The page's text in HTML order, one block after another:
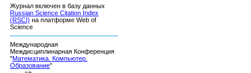
Журнал включен в базу данных
Russian Science Citation Index
(RSCI) на платформе Web of
Science
Международная
Междисциплинарная Конференция
"Математика. Компьютер.
Образование"